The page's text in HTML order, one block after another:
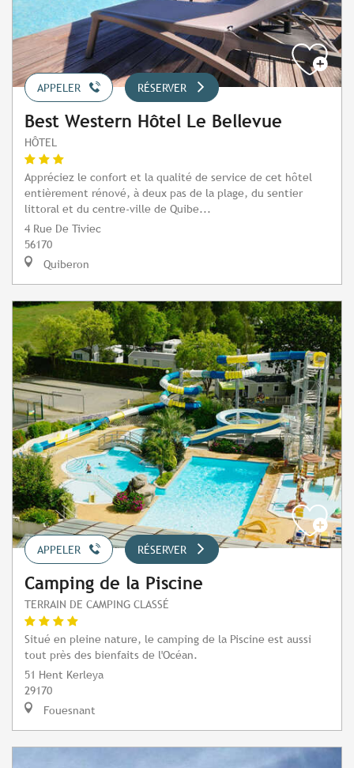
APPELER RÉSERVER
Best Western Hôtel Le Bellevue
HÔTEL
Appréciez le confort et la qualité de service de cet hôtel
entièrement rénové, à deux pas de la plage, du sentier
littoral et du centre-ville de Quibe...
4 Rue De Tiviec
56170
Quiberon
APPELER RÉSERVER
Camping de la Piscine
TERRAIN DE CAMPING CLASSÉ
Situé en pleine nature, le camping de la Piscine est aussi
tout près des bienfaits de l'Océan.
51 Hent Kerleya
29170
Fouesnant